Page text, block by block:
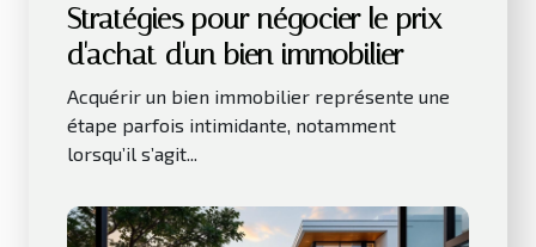
Stratégies pour négocier le prix
d'achat d'un bien immobilier
Acquérir un bien immobilier représente une
étape parfois intimidante, notamment
lorsqu’il s’agit...